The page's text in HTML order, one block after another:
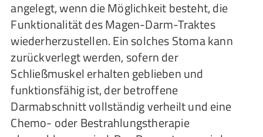
angelegt, wenn die Möglichkeit besteht, die
Funktionalität des Magen-Darm-Traktes
wiederherzustellen. Ein solches Stoma kann
zurückverlegt werden, sofern der
Schließmuskel erhalten geblieben und
funktionsfähig ist, der betroffene
Darmabschnitt vollständig verheilt und eine
Chemo- oder Bestrahlungstherapie